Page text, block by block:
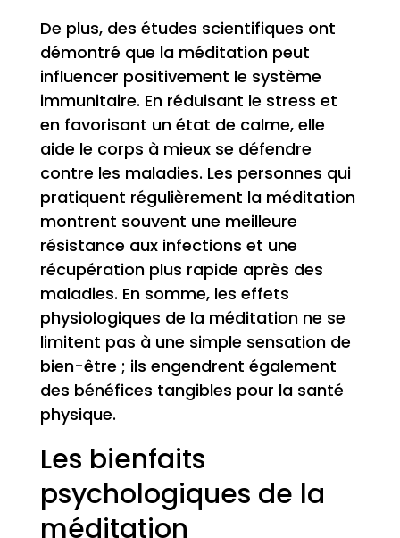
De plus, des études scientifiques ont
démontré que la méditation peut
influencer positivement le système
immunitaire. En réduisant le stress et
en favorisant un état de calme, elle
aide le corps à mieux se défendre
contre les maladies. Les personnes qui
pratiquent régulièrement la méditation
montrent souvent une meilleure
résistance aux infections et une
récupération plus rapide après des
maladies. En somme, les effets
physiologiques de la méditation ne se
limitent pas à une simple sensation de
bien-être ; ils engendrent également
des bénéfices tangibles pour la santé
physique.
Les bienfaits
psychologiques de la
méditation